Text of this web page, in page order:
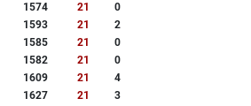
1574 21
0
1593 21
2
1585 21
0
1582 21
0
1609 21
4
1627 21
3